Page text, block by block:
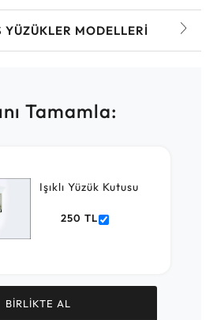
MODELLERI
Tamamla:
Işıklı Yüzük Kutusu
250 TL
BİRLİKTE AL